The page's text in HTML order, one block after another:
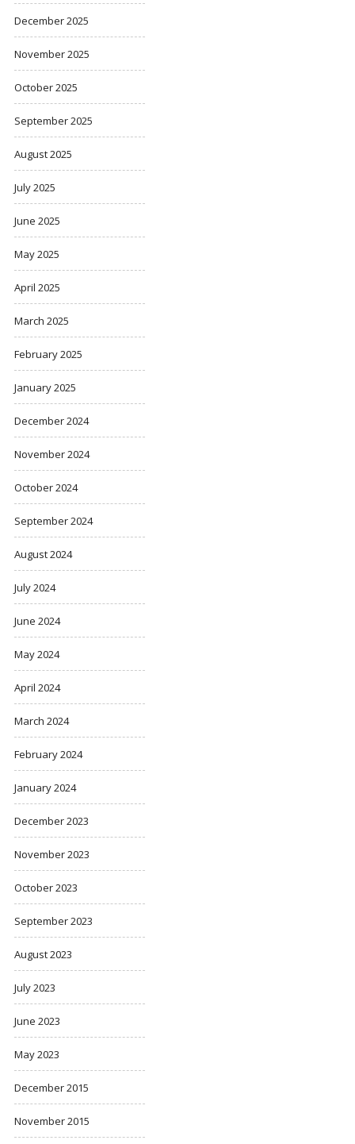
December 2025
November 2025
October 2025
September 2025
August 2025
July 2025
June 2025
May 2025
April 2025
March 2025
February 2025
January 2025
December 2024
November 2024
October 2024
September 2024
August 2024
July 2024
June 2024
May 2024
April 2024
March 2024
February 2024
January 2024
December 2023
November 2023
October 2023
September 2023
August 2023
July 2023
June 2023
May 2023
December 2015
November 2015